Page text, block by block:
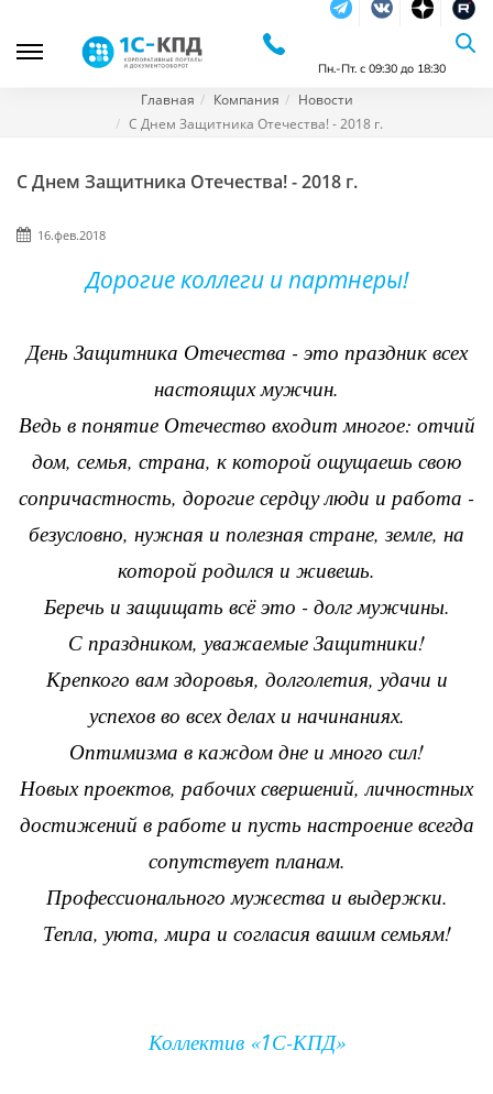
Пн.-Пт. с 09:30 до 18:30
Главная Компания
Новости
С Днем Защитника Отечества! - 2018 г.
С Днем Защитника Отечества! - 2018 г.
16.фев.2018
Дорогие коллеги и партнеры!
День Защитника Отечества - это праздник всех
настоящих мужчин.
Ведь в понятие Отечество входит многое: отчий
дом, семья, страна, к которой ощущаешь свою
сопричастность, дорогие сердцу люди и работа -
безусловно, нужная и полезная стране, земле, на
которой родился и живешь.
Беречь и защищать всё это - долг мужчины.
С праздником, уважаемые Защитники!
Крепкого вам здоровья, долголетия, удачи и
успехов во всех делах и начинаниях.
Оптимизма в каждом дне и много сил!
Новых проектов, рабочих свершений, личностных
достижений в работе и пусть настроение всегда
сопутствует планам.
Профессионального мужества и выдержки.
Тепла, уюта, мира и согласия вашим семьям!
Коллектив «1С-КПД»